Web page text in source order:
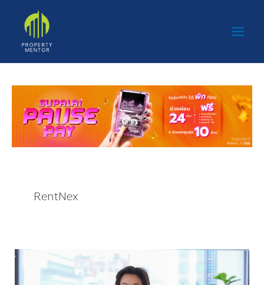
content
RentNex
“เสนา”
ดัน LivNex